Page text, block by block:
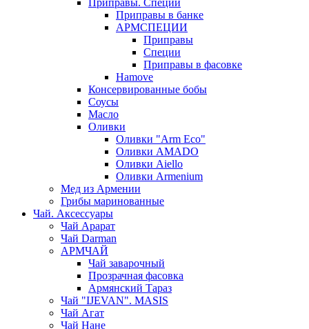
Приправы. Специи
Приправы в банке
АРМСПЕЦИИ
Приправы
Специи
Приправы в фасовке
Hamove
Консервированные бобы
Соусы
Масло
Оливки
Оливки "Arm Eco"
Оливки AMADO
Оливки Aiello
Оливки Armenium
Мед из Армении
Грибы маринованные
Чай. Аксессуары
Чай Арарат
Чай Darman
АРМЧАЙ
Чай заварочный
Прозрачная фасовка
Армянский Тараз
Чай "IJEVAN". MASIS
Чай Агат
Чай Нане